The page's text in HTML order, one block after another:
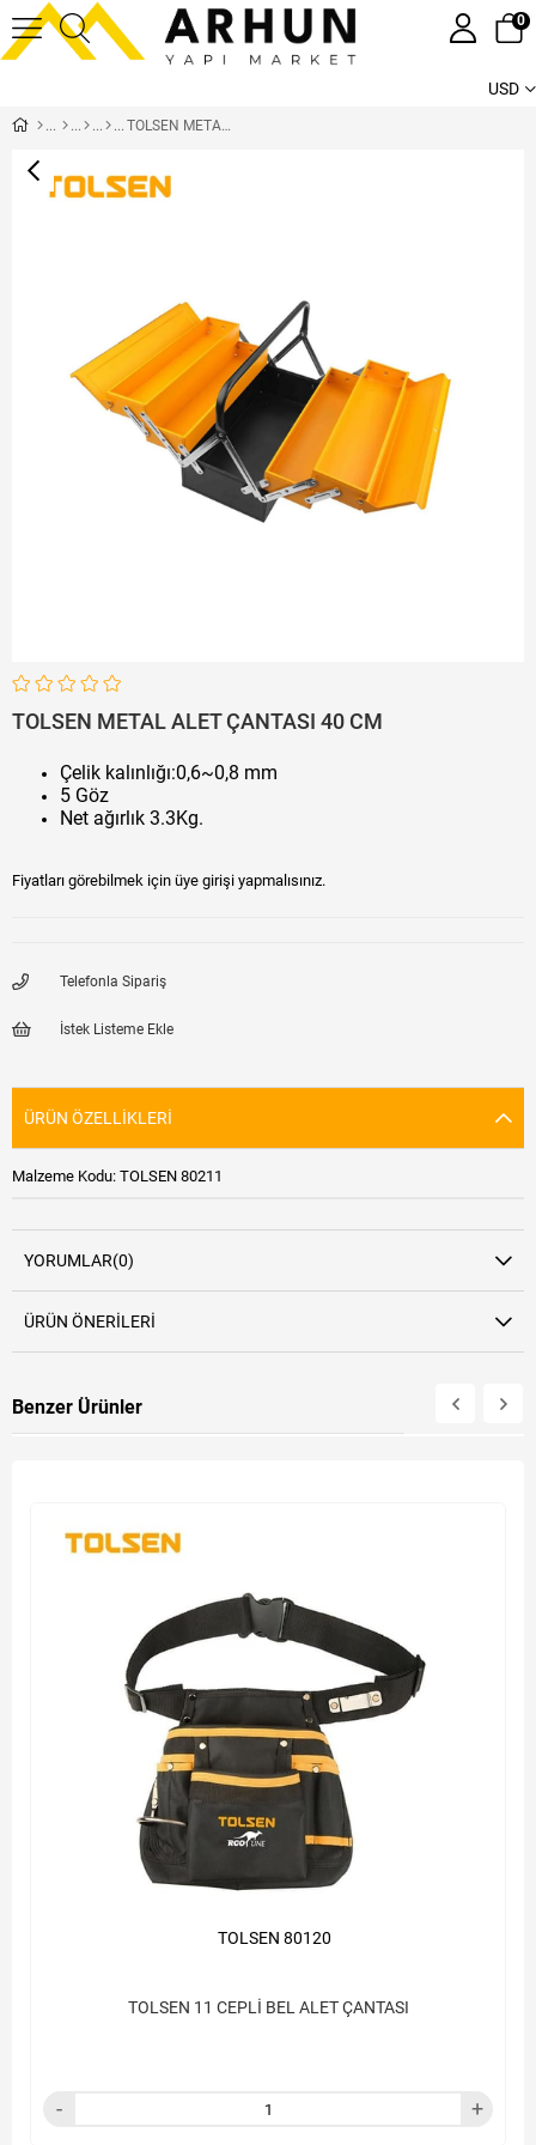
USD
0
TOLSEN METAL ALET ÇANTASI 40 CM
TOLSEN METAL ALET ÇANTASI 40 CM
Çelik kalınlığı:0,6~0,8 mm
5 Göz
Net ağırlık 3.3Kg.
Fiyatları görebilmek için üye girişi yapmalısınız.
Telefonla Sipariş
İstek Listeme Ekle
ÜRÜN ÖZELLIKLERI
Malzeme Kodu: TOLSEN 80211
YORUMLAR(0)
ÜRÜN ÖNERILERI
Benzer Ürünler
TOLSEN 11 CEPLİ BEL ALET ÇANTASI
TOLSEN 80120